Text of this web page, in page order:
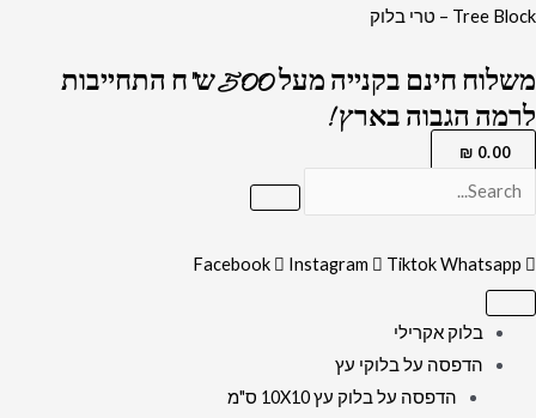
דילוג
Tree Block – טרי בלוק
משלוח חינם בקנייה מעל 500 ש"ח התחייבות
לרמה הגבוה בארץ !
0.00
₪
Facebook Instagram TiktokWhatsapp
בלוק אקרילי
הדפסה על בלוקי עץ
הדפסה על בלוק עץ 10X10 ס"מ
כמות
1342
-
תמונה
ארוש
על
קנבס